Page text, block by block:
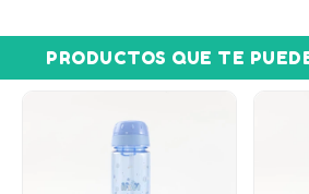
PRODUCTOS QUE TE